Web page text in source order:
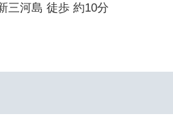
三河島 徒歩 約10分